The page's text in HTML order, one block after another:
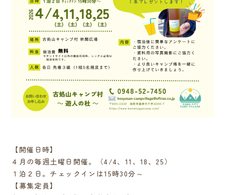
【開催日時】
４月の毎週土曜日開催。（4/4、11、18、25）
１泊２日。チェックインは15時30分～
【募集定員】